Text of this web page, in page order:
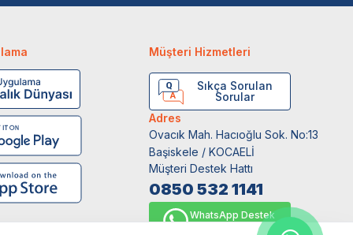
Müşteri Hizmetleri
Sıkça Sorulan
Sorular
Adres
Ovacık Mah. Hacıoğlu Sok. No:13
Başiskele / KOCAELİ
Müşteri Destek Hattı
0850 532 1141
WhatsApp Destek
0554 871 66 20